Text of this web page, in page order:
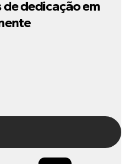
dedicação em